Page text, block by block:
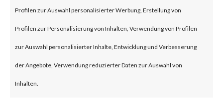
Profilen zur Auswahl personalisierter Werbung, Erstellung von
Profilen zur Personalisierung von Inhalten, Verwendung von Profilen
zur Auswahl personalisierter Inhalte, Entwicklung und Verbesserung
der Angebote, Verwendung reduzierter Daten zur Auswahl von
Inhalten.
CVE-2023-28121 is an
authentication bypass
vulnerability affecting the
WooCommerce Payments
plugin version 4.8.0 through